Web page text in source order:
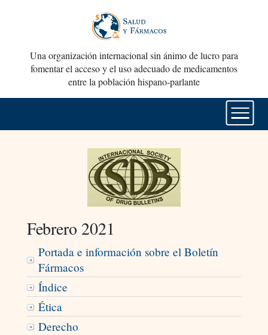
Una organización internacional sin ánimo de lucro para
fomentar el acceso y el uso adecuado de medicamentos
entre la población hispano-parlante
Febrero 2021
Portada e información sobre el Boletín
Fármacos
Índice
Ética
Derecho